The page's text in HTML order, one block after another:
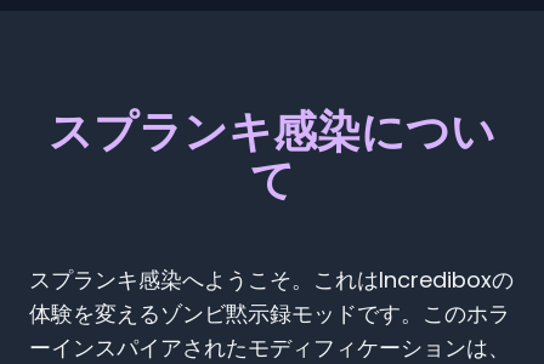
スプランキ感染につい
て
スプランキ感染へようこそ。これはIncrediboxの
体験を変えるゾンビ黙示録モッドです。このホラ
ーインスパイアされたモディフィケーションは、